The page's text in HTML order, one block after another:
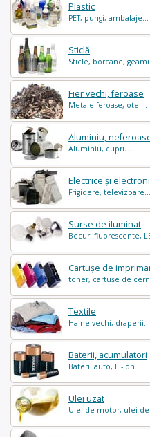
Plastic
PET, pungi, ambalaje...
Sticlă
Sticle, borcane,
Fier vechi, feroase
Metale feroase, otel...
Aluminiu,
Aluminiu, cupru...
Electrice și
Frigidere, televizoare...
Surse de iluminat
Becuri fluorescente,
Cartușe de
toner, cartușe de
Textile
Haine vechi, draperii...
Baterii, acumulatori
Baterii auto, Li-Ion...
Ulei uzat
Ulei de motor, ulei de